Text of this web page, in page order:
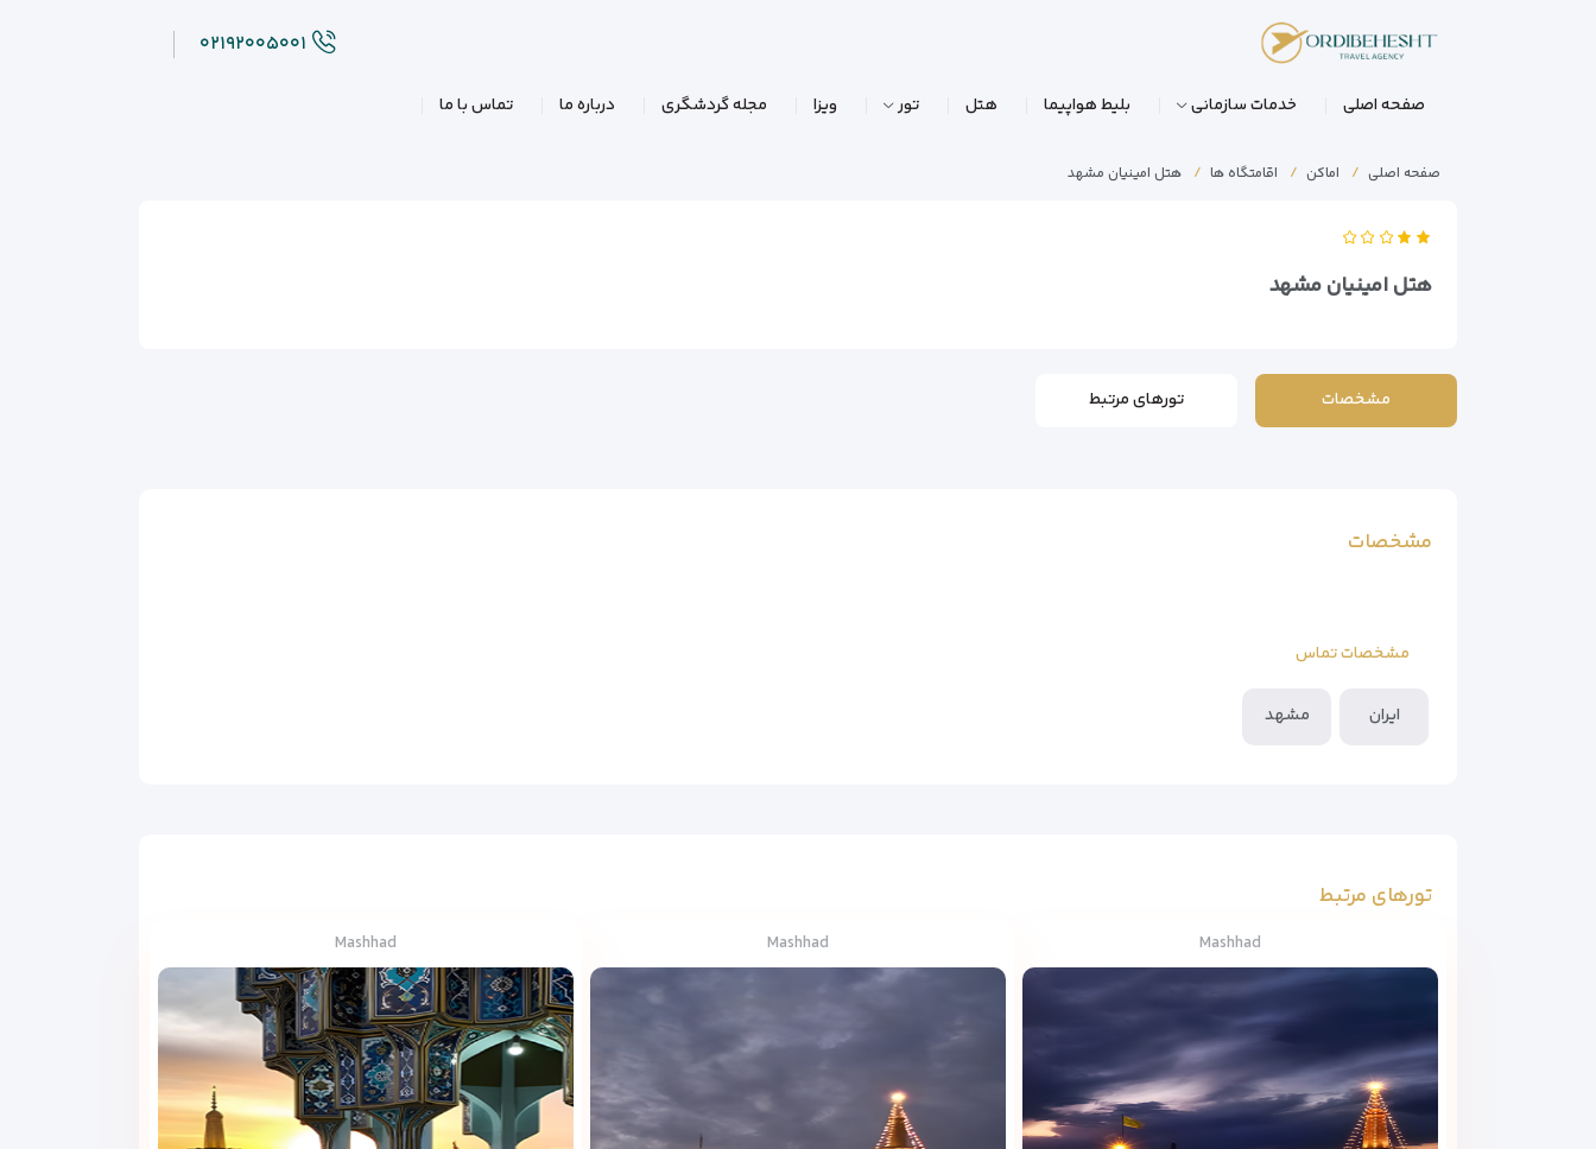
۰۲۱۹۲۰۰۵۰۰۱
صفحه اصلی خدمات سازمانی بلیط هواپیما هتل تور ویزا مجله گردشگری درباره ما تماس با ما
صفحه اصلی اماکن اقامتگاه ها هتل امینیان مشهد
هتل امینیان مشهد
مشخصات تورهای مرتبط
مشخصات
مشخصات تماس
ایران مشهد
تورهای مرتبط
Mashhad
Mashhad
Mashhad